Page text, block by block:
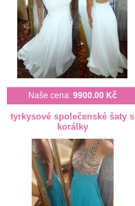
Naše cena: 9900.00 Kč
tyrkysové společenské šaty s
korálky